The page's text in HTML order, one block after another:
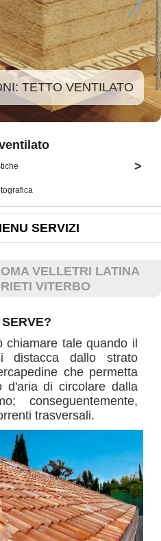
>
SERVIZI
VELLETRI LATINA
VITERBO
tale quando il
distacca dallo strato
che permetta
d'aria di circolare dalla
conseguentemente,
trasversali.